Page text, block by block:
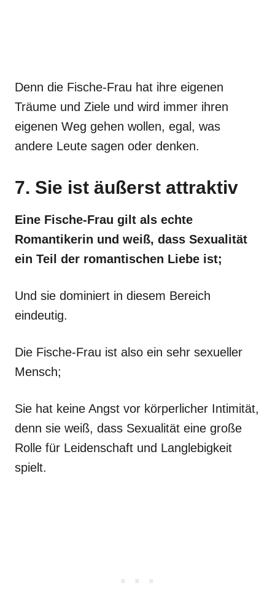
Denn die Fische-Frau hat ihre eigenen
Träume und Ziele und wird immer ihren
eigenen Weg gehen wollen, egal, was
andere Leute sagen oder denken.
7. Sie ist äußerst attraktiv
Eine Fische-Frau gilt als echte
Romantikerin und weiß, dass Sexualität
ein Teil der romantischen Liebe ist;
Und sie dominiert in diesem Bereich
eindeutig.
Die Fische-Frau ist also ein sehr sexueller
Mensch;
Sie hat keine Angst vor körperlicher Intimität,
denn sie weiß, dass Sexualität eine große
Rolle für Leidenschaft und Langlebigkeit
spielt.